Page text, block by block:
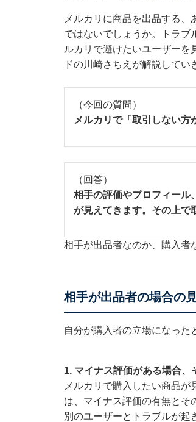
メルカリに商品を出品する
ではないでしょうか。トラブ
ルカリで避けたいユーザーを
ドの川崎さちえが解説してい
（今回の質問）
メルカリで「取引しない方
（回答）
相手の評価やプロフィール
が見えてきます。その上で
相手が出品者なのか、購入者
相手が出品者の場合の
自分が購入者の立場になった
1. マイナス評価がある場合、
メルカリで購入したい商品
は、マイナス評価の有無とそ
別のユーザーとトラブルが起